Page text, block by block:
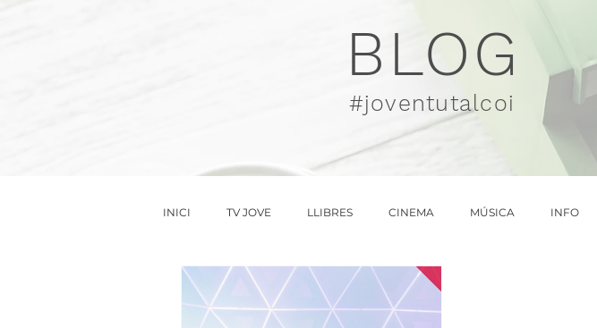
BLOG
#joventutalcoi
INICI TV JOVE LLIBRES CINEMA MÚSICA INFO